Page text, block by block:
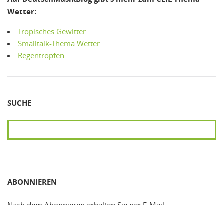
Wetter:
Tropisches Gewitter
Smalltalk-Thema Wetter
Regentropfen
SUCHE
ABONNIEREN